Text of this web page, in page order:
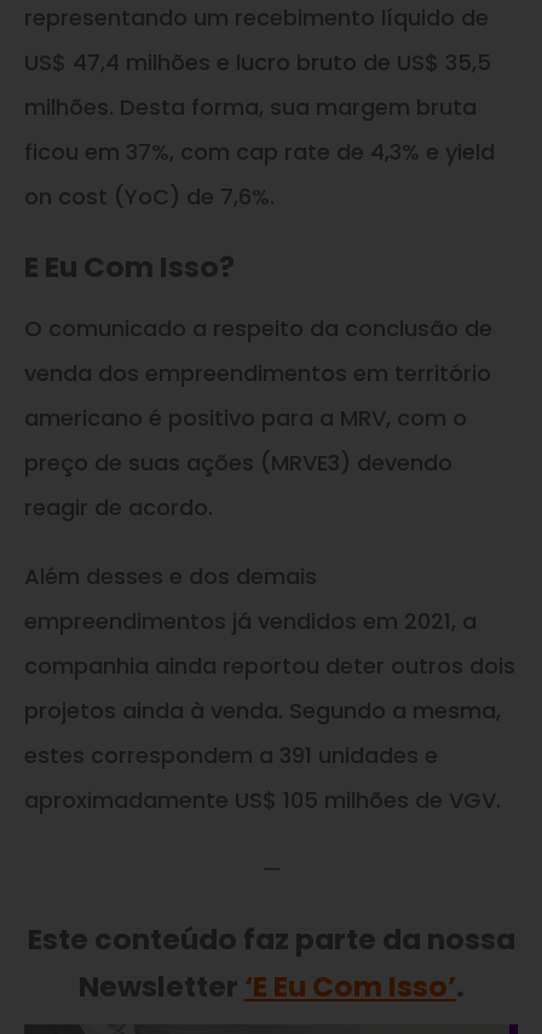
representando um recebimento líquido de
US$ 47,4 milhões e lucro bruto de US$ 35,5
milhões. Desta forma, sua margem bruta
ficou em 37%, com cap rate de 4,3% e yield
on cost (YoC) de 7,6%.
E Eu Com Isso?
O comunicado a respeito da conclusão de
venda dos empreendimentos em território
americano é positivo para a MRV, com o
preço de suas ações (MRVE3) devendo
reagir de acordo.
Além desses e dos demais
empreendimentos já vendidos em 2021, a
companhia ainda reportou deter outros dois
projetos ainda à venda. Segundo a mesma,
estes correspondem a 391 unidades e
aproximadamente US$ 105 milhões de VGV.
—
Este conteúdo faz parte da nossa
Newsletter ‘E Eu Com Isso’.